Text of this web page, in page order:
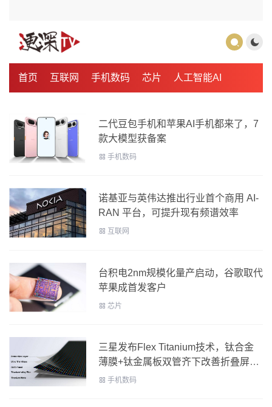
首页 互联网 手机数码 芯片 人工智能AI
二代豆包手机和苹果AI手机都来了，7
款大模型获备案
手机数码
诺基亚与英伟达推出行业首个商用 AI-
RAN 平台，可提升现有频谱效率
互联网
台积电2nm规模化量产启动，谷歌取代
苹果成首发客户
芯片
三星发布Flex Titanium技术，钛合金
薄膜+钛金属板双管齐下改善折叠屏折
痕 手机数码